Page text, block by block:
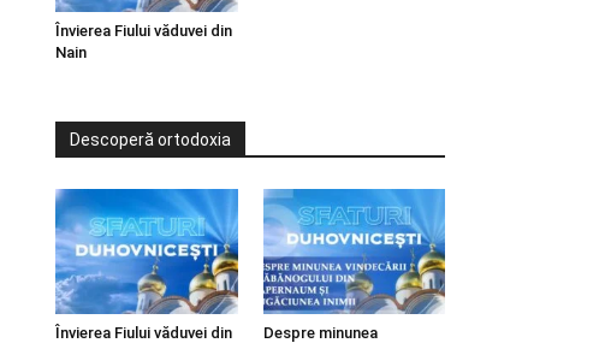
Învierea Fiului văduvei din
Nain
Descoperă ortodoxia
Învierea Fiului văduvei din
Despre minunea